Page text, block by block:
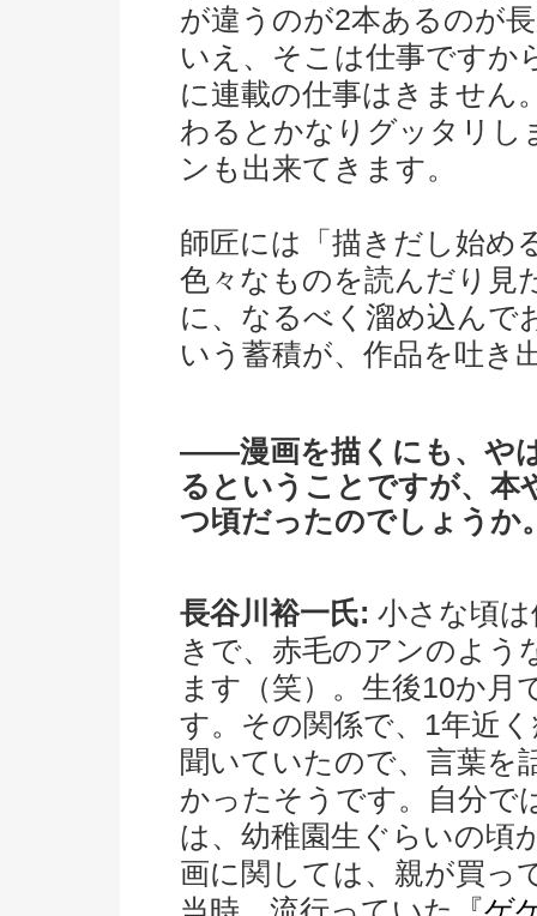
が違うのが2本あるのが
いえ、そこは仕事ですか
に連載の仕事はきません
わるとかなりグッタリし
ンも出来てきます。
師匠には「描きだし始め
色々なものを読んだり見
に、なるべく溜め込んで
いう蓄積が、作品を吐き
――漫画を描くにも、や
るということですが、本
つ頃だったのでしょうか
長谷川裕一氏: 小さな頃
きで、赤毛のアンのよう
ます（笑）。生後10か月
す。その関係で、1年近
聞いていたので、言葉を
かったそうです。自分で
は、幼稚園生ぐらいの頃
画に関しては、親が買っ